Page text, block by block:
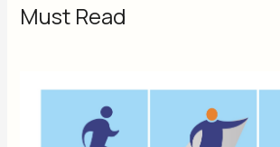
Must Read